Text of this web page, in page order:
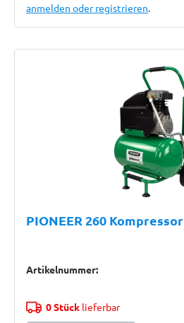
anmelden oder registrieren.
PIONEER 260 Kompressor
Artikelnummer:
0 Stücklieferbar